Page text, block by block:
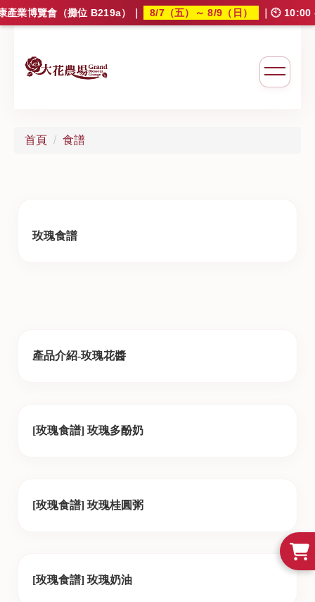
業博覽會（攤位 B219a） 8/7（五）～ 8/9（日） ｜🕙 10:00
大花農場
首頁 食譜
玫瑰食譜
產品介紹-玫瑰花醬
[玫瑰食譜] 玫瑰多酚奶
[玫瑰食譜] 玫瑰桂圓粥
[玫瑰食譜] 玫瑰奶油